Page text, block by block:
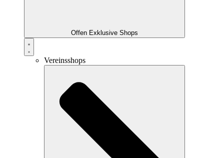
Offen Exklusive Shops
Vereinsshops